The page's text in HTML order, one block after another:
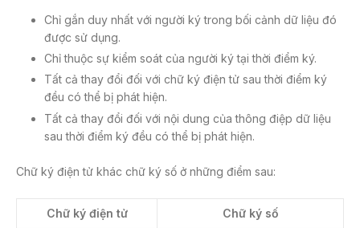
Chỉ gắn duy nhất với người ký trong bối cảnh dữ liệu đó
được sử dụng.
Chỉ thuộc sự kiểm soát của người ký tại thời điểm ký.
Tất cả thay đổi đối với chữ ký điện tử sau thời điểm ký
đều có thể bị phát hiện.
Tất cả thay đổi đối với nội dung của thông điệp dữ liệu
sau thời điểm ký đều có thể bị phát hiện.
Chữ ký điện tử khác chữ ký số ở những điểm sau:
Chữ ký điện tử Chữ ký số